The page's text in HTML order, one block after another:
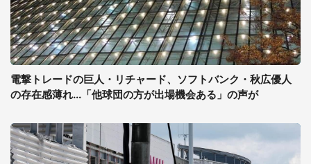
電撃トレードの巨人・リチャード、ソフトバンク・秋広優人
の存在感薄れ...「他球団の方が出場機会ある」の声が